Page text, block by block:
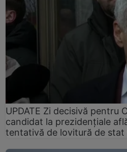
UPDATE Zi decisivă pentru
candidat la prezidențiale
tentativă de lovitură de stat